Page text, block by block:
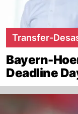
Transfer-
Bayern-
Deadline